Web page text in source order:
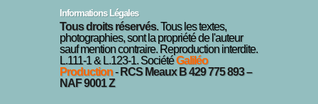
Informations Légales
Tous droits réservés. Tous les textes,
photographies, sont la propriété de l'auteur
sauf mention contraire. Reproduction interdite.
L.111-1 & L.123-1. SociétéGaliléo
Production- RCS Meaux B 429 775 893 –
NAF 9001 Z